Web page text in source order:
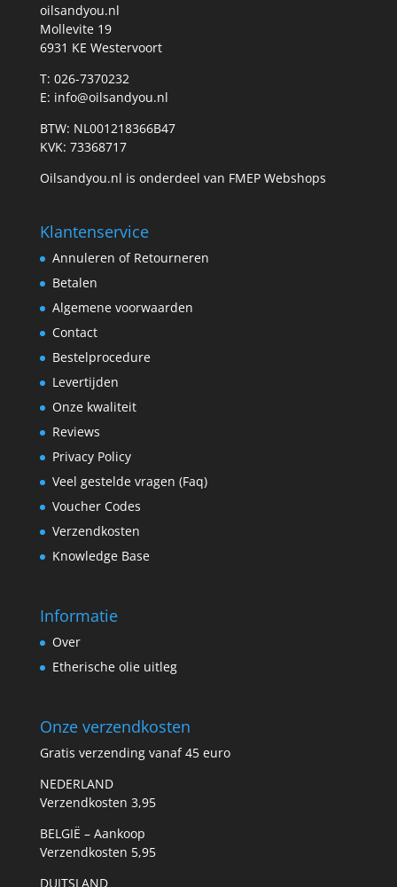
oilsandyou.nl
Mollevite 19
6931 KE Westervoort
T: 026-7370232
E: info@oilsandyou.nl
BTW: NL001218366B47
KVK: 73368717
Oilsandyou.nl is onderdeel van FMEP Webshops
Klantenservice
Annuleren of Retourneren
Betalen
Algemene voorwaarden
Contact
Bestelprocedure
Levertijden
Onze kwaliteit
Reviews
Privacy Policy
Veel gestelde vragen (Faq)
Voucher Codes
Verzendkosten
Knowledge Base
Informatie
Over
Etherische olie uitleg
Onze verzendkosten
Gratis verzending vanaf 45 euro
NEDERLAND
Verzendkosten 3,95
BELGIË – Aankoop
Verzendkosten 5,95
DUITSLAND